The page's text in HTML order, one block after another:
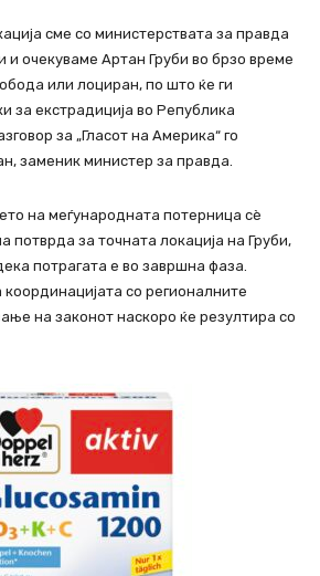
сме со министерствата за правда
очекуваме Артан Груби во брзо време
или лоциран, по што ќе ги
за екстрадиција во Република
за „Гласот на Америка“ го
заменик министер за правда.
на меѓународната потерница сè
потврда за точната локација на Груби,
потрагата е во завршна фаза.
со регионалните
на законот наскоро ќе резултира со